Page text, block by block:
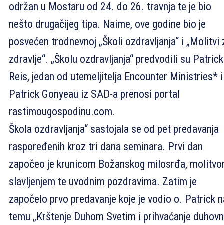
održan u Mostaru od 24. do 26. travnja te je bio
nešto drugačijeg tipa. Naime, ove godine bio je
posvećen trodnevnoj „Školi ozdravljanja“ i „Molitvi
zdravlje“. „Školu ozdravljanja“ predvodili su Patrick
Reis, jedan od utemeljitelja Encounter Ministries*
Patrick Gonyeau iz SAD-a prenosi portal
rastimougospodinu.com.
Škola ozdravljanja“ sastojala se od pet predavanja
raspoređenih kroz tri dana seminara. Prvi dan
započeo je krunicom Božanskog milosrđa,
slavljenjem te uvodnim pozdravima. Zatim je
započelo prvo predavanje koje je vodio o. Patrick
temu „Krštenje Duhom Svetim i prihvaćanje